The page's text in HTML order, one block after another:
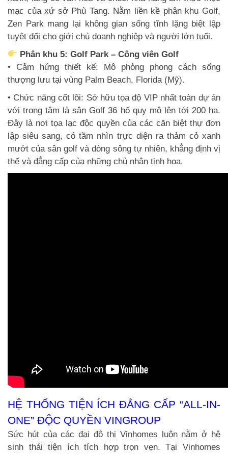
mạc của xứ sở Phù Tang. Nằm liền kề phân khu Golf,
Zen Park mang lại không gian sống tĩnh lặng biệt lập
tuyệt đối cho giới chủ doanh nghiệp và người lớn tuổi.
Phân khu 5: Golf Park – Công viên Golf
• Cảm hứng thiết kế: Mô phỏng phong cách sống
thượng lưu tại vùng Palm Beach, Florida (Mỹ).
• Chức năng cốt lõi: Sở hữu tọa độ VIP nhất toàn dự án
với trọng tâm là sân Golf 36 hố quy mô lên tới 200 ha.
Đây là nơi tọa lạc độc quyền của các căn biệt thự đơn
lập siêu sang, có tầm nhìn trực diện ra thảm cỏ xanh
mướt của sân golf và dòng sông tự nhiên, khẳng định vị
thế và đẳng cấp của những chủ nhân tinh hoa.
HỆ THỐNG TIỆN ÍCH ĐẲNG CẤP “ALL-IN-
ONE” ĐỘC QUYỀN VINGROUP
Sức hút của các đại đô thị Vinhomes luôn nằm ở hệ
sinh thái tiện ích tích hợp trọn vẹn. Tại Vinhomes